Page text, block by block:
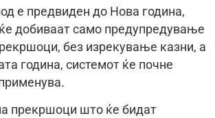
е предвиден до Нова година,
добиваат само предупредување
без изрекување казни, а
година, системот ќе почне
прекршоци што ќе бидат